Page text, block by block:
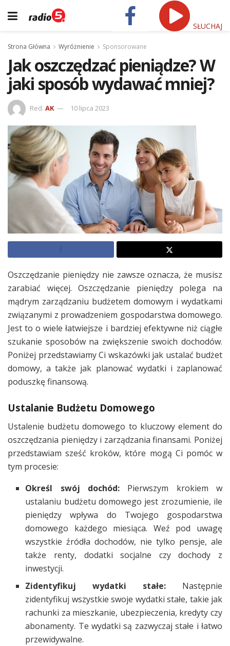
SŁUCHAJ
Strona Główna Wyróżnienie Sponsorowane
Jak oszczędzać pieniądze? W
jaki sposób wydawać mniej?
Red. AK 10 lipca 2023
Oszczędzanie pieniędzy nie zawsze oznacza, że musisz
zarabiać więcej. Oszczędzanie pieniędzy polega na
mądrym zarządzaniu budżetem domowym i wydatkami
związanymi z prowadzeniem gospodarstwa domowego.
Jest to o wiele łatwiejsze i bardziej efektywne niż ciągłe
szukanie sposobów na zwiększenie swoich dochodów.
Poniżej przedstawiamy Ci wskazówki jak ustalać budżet
domowy, a także jak planować wydatki i zaplanować
poduszkę finansową.
Ustalanie Budżetu Domowego
Ustalenie budżetu domowego to kluczowy element do
oszczędzania pieniędzy i zarządzania finansami. Poniżej
przedstawiam sześć kroków, które mogą Ci pomóc w
tym procesie:
Określ swój dochód:Pierwszym krokiem w
ustalaniu budżetu domowego jest zrozumienie, ile
pieniędzy wpływa do Twojego gospodarstwa
domowego każdego miesiąca. Weź pod uwagę
wszystkie źródła dochodów, nie tylko pensje, ale
także renty, dodatki socjalne czy dochody z
inwestycji.
Zidentyfikuj wydatki stałe: Następnie
zidentyfikuj wszystkie swoje wydatki stałe, takie jak
rachunki za mieszkanie, ubezpieczenia, kredyty czy
abonamenty. Te wydatki są zazwyczaj stałe i łatwo
przewidywalne.